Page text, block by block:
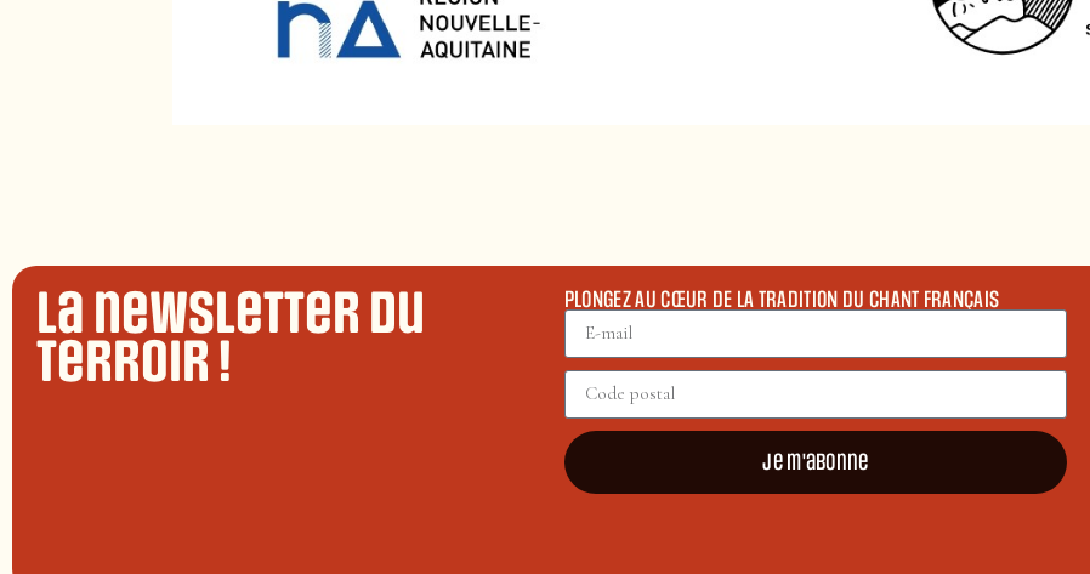
La newsletter du
terroir !
PLONGEZ AU CŒUR DE LA TRADITION DU CHANT FRANÇAIS
Je m'abonne